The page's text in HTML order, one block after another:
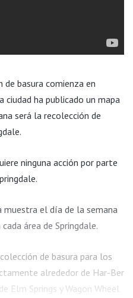
de basura comienza en
ciudad ha publicado un mapa
será la recolección de
ninguna acción por parte
muestra el día de la semana
área de Springdale.
de basura para los
alrededor de Har-Ber
Elm Springs y Wagon Wheel